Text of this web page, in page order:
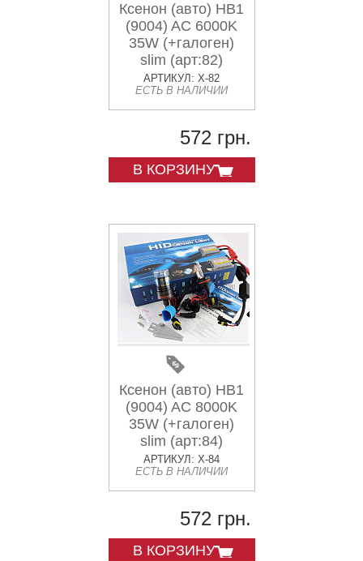
Ксенон (авто) HB1
(9004) AC 6000K
35W (+галоген)
slim (арт:82)
АРТИКУЛ: X-82
ЕСТЬ В НАЛИЧИИ
572 грн.
В КОРЗИНУ
Ксенон (авто) HB1
(9004) AC 8000K
35W (+галоген)
slim (арт:84)
АРТИКУЛ: X-84
ЕСТЬ В НАЛИЧИИ
572 грн.
В КОРЗИНУ